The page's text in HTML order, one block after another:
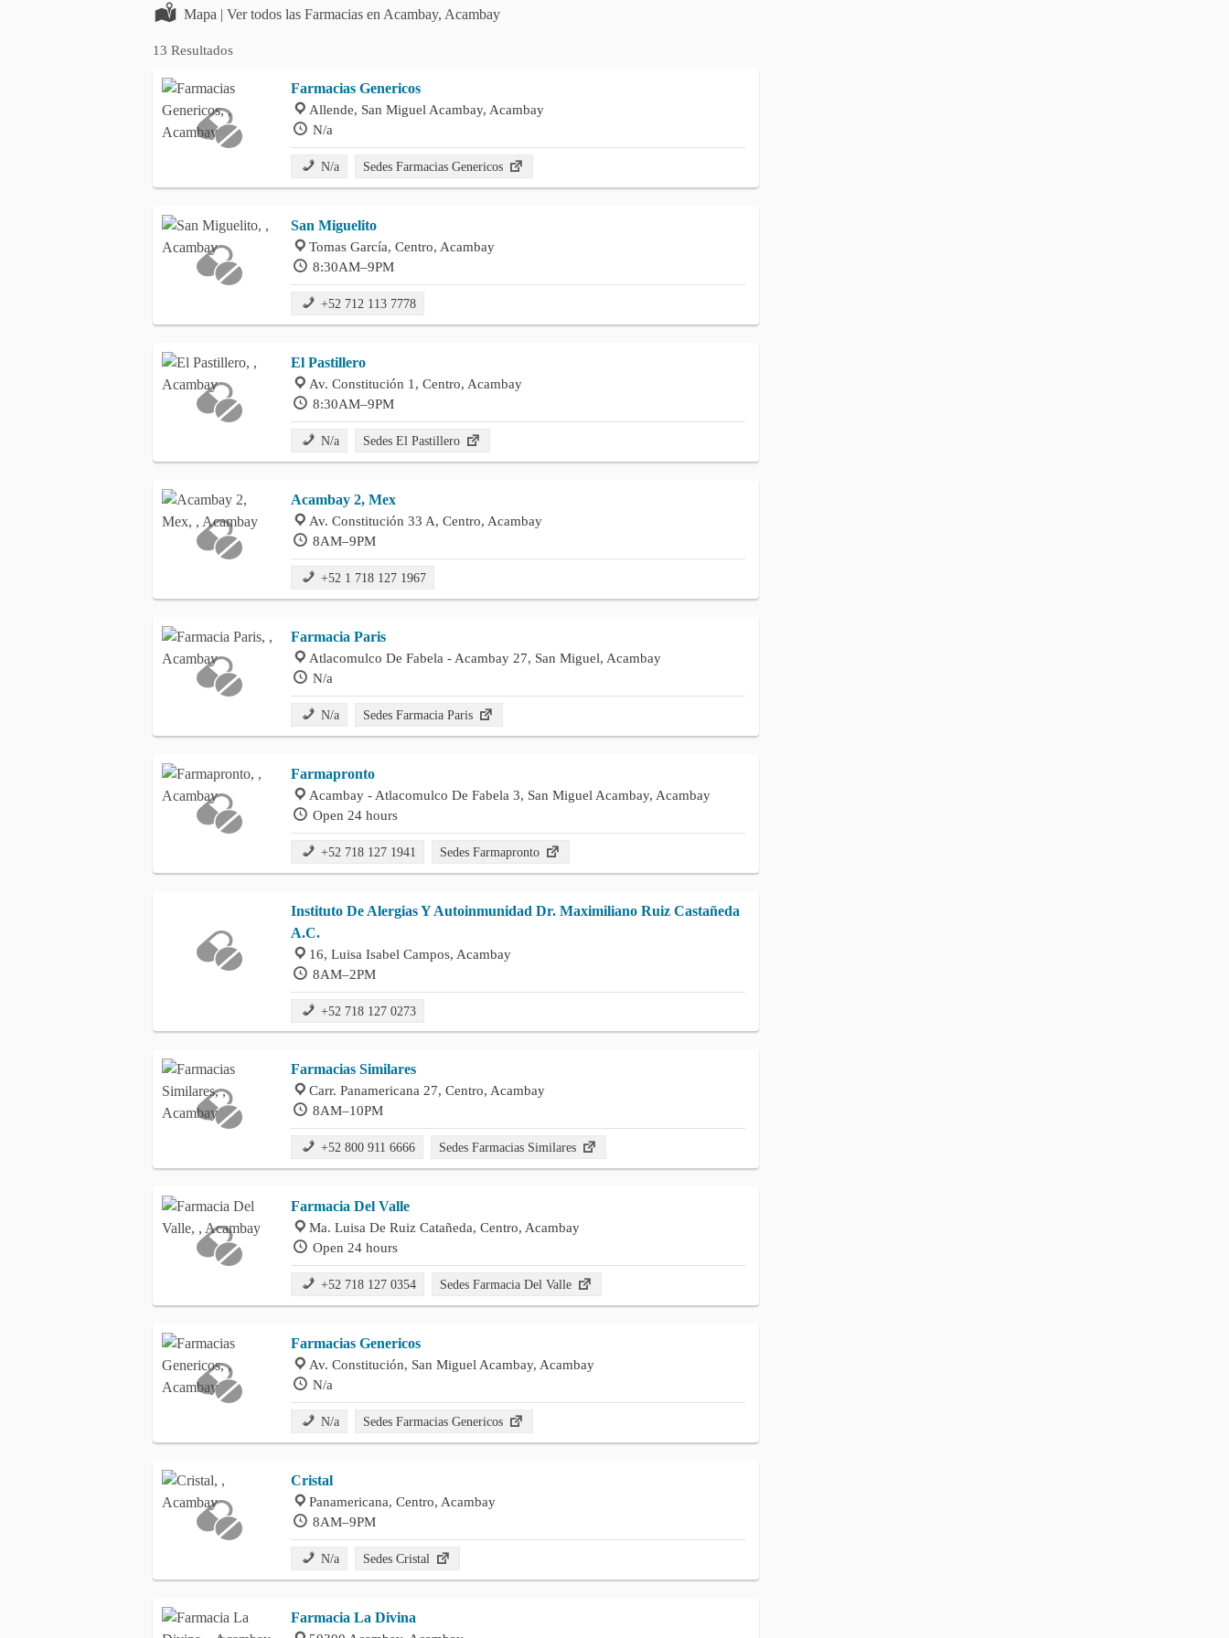
Mapa | Ver todos las Farmacias en Acambay, Acambay
13 Resultados
Farmacias Genericos
Allende, San Miguel Acambay, Acambay
N/a
N/a Sedes Farmacias Genericos
San Miguelito
Tomas García, Centro, Acambay
8:30AM–9PM
+52 712 113 7778
El Pastillero
Av. Constitución 1, Centro, Acambay
8:30AM–9PM
N/a Sedes El Pastillero
Acambay 2, Mex
Av. Constitución 33 A, Centro, Acambay
8AM–9PM
+52 1 718 127 1967
Farmacia Paris
Atlacomulco De Fabela - Acambay 27, San Miguel, Acambay
N/a
N/a Sedes Farmacia Paris
Farmapronto
Acambay - Atlacomulco De Fabela 3, San Miguel Acambay, Acambay
Open 24 hours
+52 718 127 1941 Sedes Farmapronto
Instituto De Alergias Y Autoinmunidad Dr. Maximiliano Ruiz Castañeda
A.C.
16, Luisa Isabel Campos, Acambay
8AM–2PM
+52 718 127 0273
Farmacias Similares
Carr. Panamericana 27, Centro, Acambay
8AM–10PM
+52 800 911 6666 Sedes Farmacias Similares
Farmacia Del Valle
Ma. Luisa De Ruiz Catañeda, Centro, Acambay
Open 24 hours
+52 718 127 0354 Sedes Farmacia Del Valle
Farmacias Genericos
Av. Constitución, San Miguel Acambay, Acambay
N/a
N/a Sedes Farmacias Genericos
Cristal
Panamericana, Centro, Acambay
8AM–9PM
N/a Sedes Cristal
Farmacia La Divina